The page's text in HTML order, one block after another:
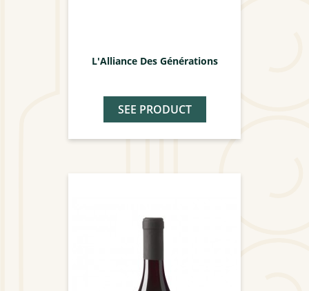
L'Alliance Des Générations
SEE PRODUCT